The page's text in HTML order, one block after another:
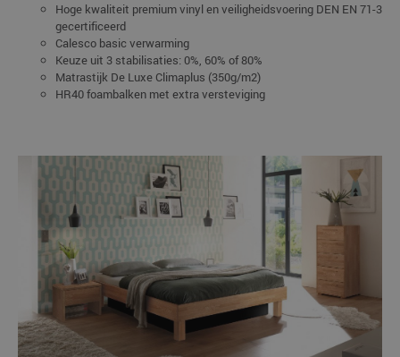
Hoge kwaliteit premium vinyl en veiligheidsvoering DEN EN 71-3
gecertificeerd
Calesco basic verwarming
Keuze uit 3 stabilisaties: 0%, 60% of 80%
Matrastijk De Luxe Climaplus (350g/m2)
HR40 foambalken met extra versteviging